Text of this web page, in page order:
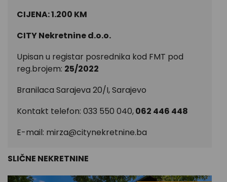
CIJENA: 1.200 KM
CITY Nekretnine d.o.o.
Upisan u registar posrednika kod FMT pod
reg.brojem: 25/2022
Branilaca Sarajeva 20/I, Sarajevo
Kontakt telefon: 033 550 040,062 446 448
E-mail: mirza@citynekretnine.ba
SLIČNE NEKRETNINE